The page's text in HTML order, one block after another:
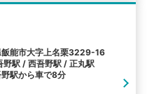
飯能市大字上名栗3229-16
野駅 / 西吾野駅 / 正丸駅
駅から車で8分